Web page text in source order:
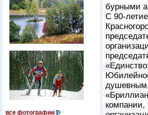
все фотографии
бурными
С 90-
компании,